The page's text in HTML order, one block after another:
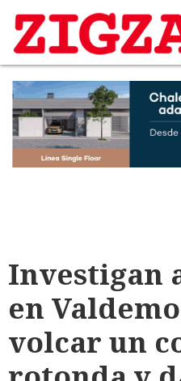
Investigan
en
volcar un